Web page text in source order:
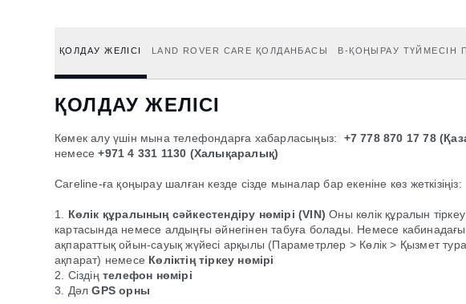
ҚОЛДАУ ЖЕЛІСІ LAND ROVER CARE ҚОЛДАНБАСЫ B-ҚОҢЫРАУ ТҮЙМЕСІН
ҚОЛДАУ ЖЕЛІСІ
Көмек алу үшін мына телефондарға хабарласыңыз:
+7 778 870 17 78
немесе+971 4 331 1130 (Халықаралық)
Careline-ға қоңырау шалған кезде сізде мыналар бар екеніне көз жеткізіңіз:
1. Көлік құралының сәйкестендіру нөмірі (VIN) Оны көлік құралын тіркеу
картасында немесе алдыңғы әйнегінен табуға болады. Немесе кабинадағы
ақпараттық ойын-сауық жүйесі арқылы (Параметрлер > Көлік > Қызмет
ақпарат) немесе Көліктің тіркеу нөмірі
2. Сіздің телефон нөмірі
3. ДәлGPS орны